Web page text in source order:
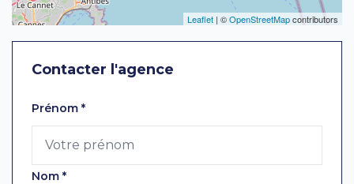
Leaflet | ©OpenStreetMapcontributors
Contacter l'agence
Laissez ce champ vide
Prénom *
Nom *